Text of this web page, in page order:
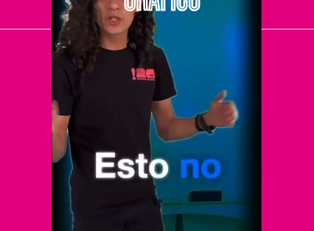
El Universal
Vive USA
Clase
De 10 sports
DeDinero